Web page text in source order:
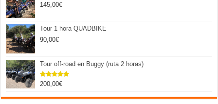
145,00€
Tour 1 hora QUADBIKE
90,00€
Tour off-road en Buggy (ruta 2 horas)
Valorado
de 5
200,00€